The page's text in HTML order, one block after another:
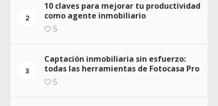
2
10 claves para mejorar tu productividad
como agente inmobiliario
5
3
Captación inmobiliaria sin esfuerzo:
todas las herramientas de Fotocasa Pro
5